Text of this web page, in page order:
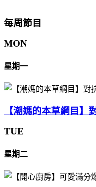
每周節目
MON
星期一
【潮媽的本草綱目】
TUE
星期二